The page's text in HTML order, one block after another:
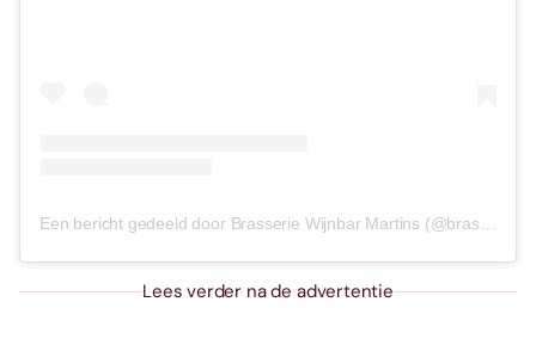
Een bericht gedeeld door Brasserie Wijnbar Martins (@brasserie_wijnbar_martins)
Lees verder na de advertentie